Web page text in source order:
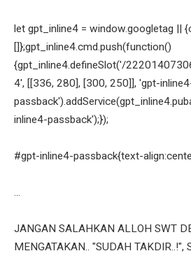
let gpt_inline4 = window.googletag ||
[]};gpt_inline4.cmd.push(function()
{gpt_inline4.defineSlot('/
4', [[336, 280], [300, 250]], 'gpt-
inline4-passback');});
#gpt-inline4-passback{text-
...
JANGAN SALAHKAN ALLOH SWT
MENGATAKAN.. "SUDAH TAKDIR..!",